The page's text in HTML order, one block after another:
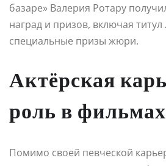
базаре» Валерия Ротару
наград и призов, включая титул
специальные призы жюри.
Актёрская
роль в фильмах
Помимо своей певческой